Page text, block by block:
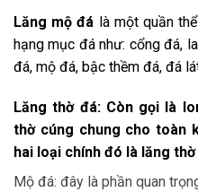
Lăng mộ đá là một quần
hạng mục đá như: cổng đá,
đá, mộ đá, bậc thềm đá, đá
Lăng thờ đá: Còn gọi là
thờ cúng chung cho toàn
hai loại chính đó là lăng
Mộ đá: đây là phần quan